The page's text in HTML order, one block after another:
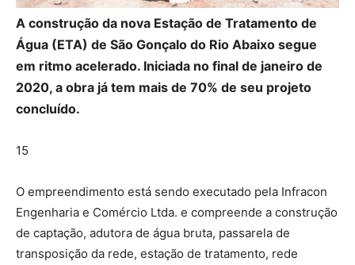
A construção da nova Estação de Tratamento de
Água (ETA) de São Gonçalo do Rio Abaixo segue
em ritmo acelerado. Iniciada no final de janeiro de
2020, a obra já tem mais de 70% de seu projeto
concluído.
15
O empreendimento está sendo executado pela Infracon
Engenharia e Comércio Ltda. e compreende a construção
de captação, adutora de água bruta, passarela de
transposição da rede, estação de tratamento, rede